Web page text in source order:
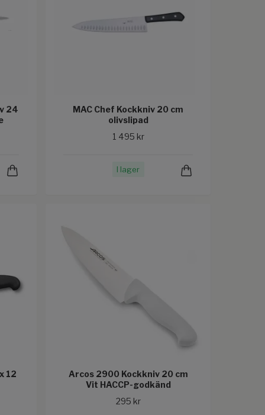
24
MAC Chef Kockkniv 20 cm
olivslipad
1 495 kr
I lager
12
Arcos 2900 Kockkniv 20 cm
Vit HACCP-godkänd
295 kr